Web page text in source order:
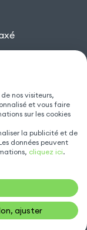
nos visiteurs,
et vous faire
sur les cookies
la publicité et de
données peuvent
cliquez ici.
ajuster